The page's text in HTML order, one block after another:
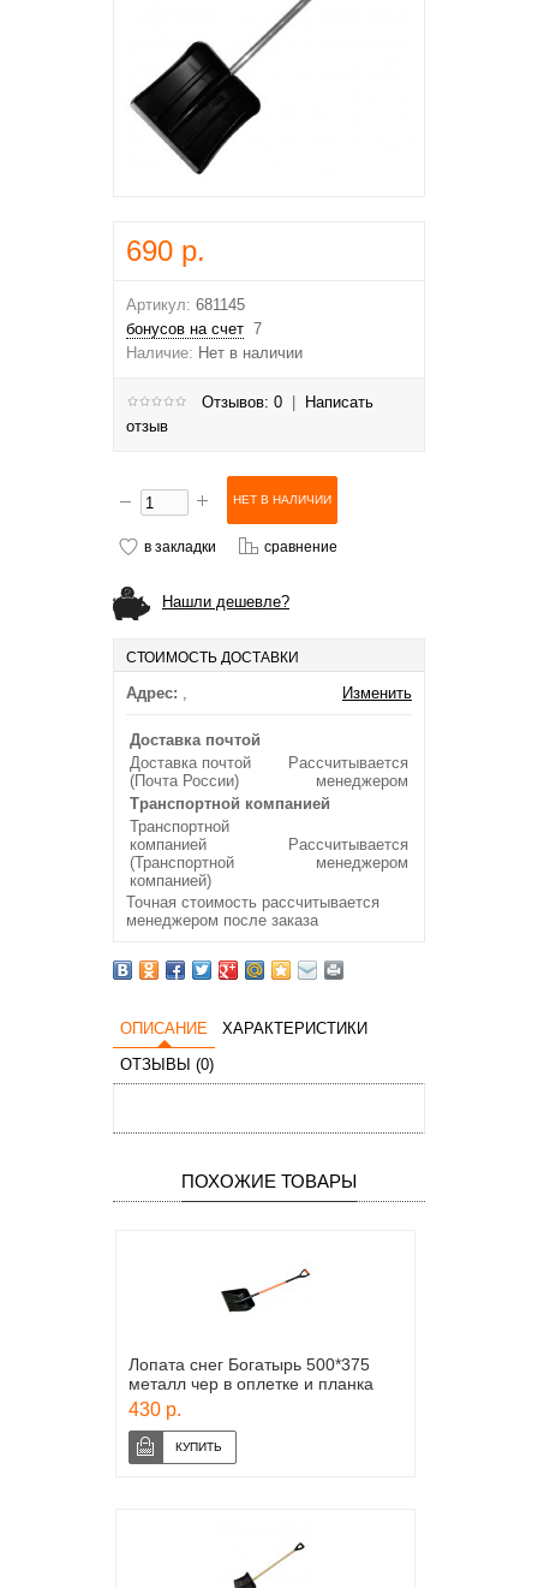
690 р.
Артикул: 681145
бонусов на счет 7
Наличие: Нет в наличии
Отзывов: 0
Написать
отзыв
в закладки сравнение
Нашли дешевле?
СТОИМОСТЬ ДОСТАВКИ
Адрес: , Изменить
Доставка почтой
Доставка почтой
(Почта России)
Рассчитывается
менеджером
Транспортной компанией
Транспортной
компанией
(Транспортной
компанией)
Рассчитывается
менеджером
Точная стоимость рассчитывается
менеджером после заказа
ОПИСАНИЕ
ХАРАКТЕРИСТИКИ
ОТЗЫВЫ (0)
ПОХОЖИЕ ТОВАРЫ
Лопата снег Богатырь 500*375
металл чер в оплетке и планка
430 р.